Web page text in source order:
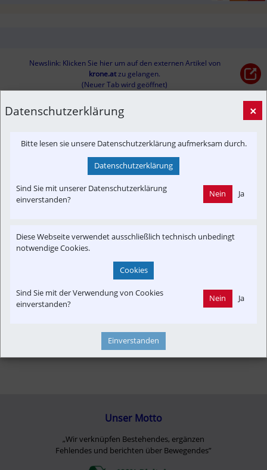
Newslink: Klicken Sie hier um auf den externen Artikel von
krone.at zu gelangen.
(Neuer Tab wird geöffnet)
Austria-In-Motion
Fachbeitrag Fahrgast
Newslink
Verkehrspolitik
Unser Motto
„Wir verknüpfen Bestehendes, ergänzen
Fehlendes und berichten über Bewegendes”
Datenschutzerklärung ×
Bitte lesen sie unsere Datenschutzerklärung aufmerksam durch.
Datenschutzerklärung
Sind Sie mit unserer Datenschutzerklärung
einverstanden?
Nein Ja
Diese Webseite verwendet ausschließlich technisch unbedingt
notwendige Cookies.
Cookies
Sind Sie mit der Verwendung von Cookies
einverstanden?
Nein Ja
Einverstanden